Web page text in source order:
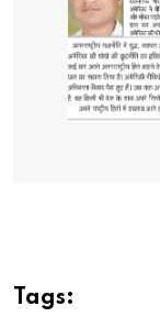
Tags: